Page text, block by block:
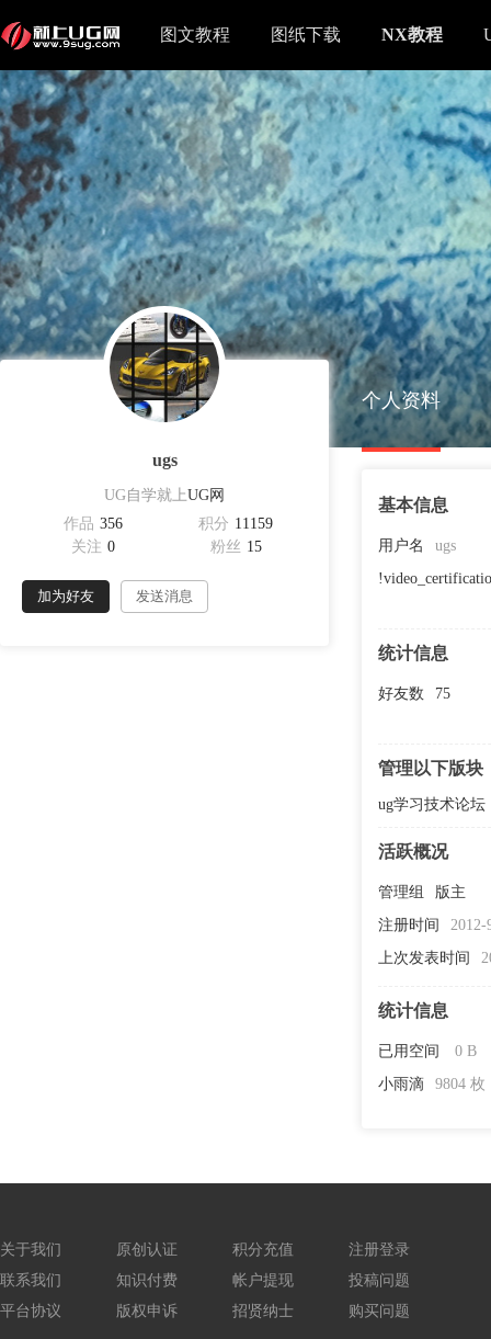
图文教程 图纸下载 NX教程
个人资料
基本信息
用户名
ugs
统计信息
好友数 75
管理以下版块
ug学习技术论坛
活跃概况
管理组
版主
注册时间
2012-
上次发表时间
统计信息
已用空间
0 B
小雨滴
9804 枚
ugs
UG自学就上UG网
作品 356 积分 11159
关注 0 粉丝 15
加为好友 发送消息
关于我们
联系我们
平台协议
原创认证
知识付费
版权申诉
积分充值
帐户提现
招贤纳士
注册登录
投稿问题
购买问题